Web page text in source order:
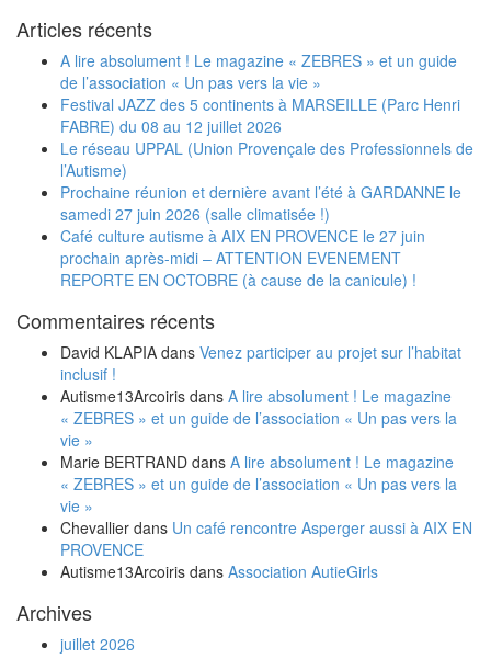
Articles récents
A lire absolument ! Le magazine « ZEBRES » et un guide
de l’association « Un pas vers la vie »
Festival JAZZ des 5 continents à MARSEILLE (Parc Henri
FABRE) du 08 au 12 juillet 2026
Le réseau UPPAL (Union Provençale des Professionnels de
l’Autisme)
Prochaine réunion et dernière avant l’été à GARDANNE le
samedi 27 juin 2026 (salle climatisée !)
Café culture autisme à AIX EN PROVENCE le 27 juin
prochain après-midi – ATTENTION EVENEMENT
REPORTE EN OCTOBRE (à cause de la canicule) !
Commentaires récents
David KLAPIA dans Venez participer au projet sur l’habitat
inclusif !
Autisme13Arcoiris dans A lire absolument ! Le magazine
« ZEBRES » et un guide de l’association « Un pas vers la
vie »
Marie BERTRAND dans A lire absolument ! Le magazine
« ZEBRES » et un guide de l’association « Un pas vers la
vie »
Chevallier dans Un café rencontre Asperger aussi à AIX EN
PROVENCE
Autisme13Arcoiris dans Association AutieGirls
Archives
juillet 2026